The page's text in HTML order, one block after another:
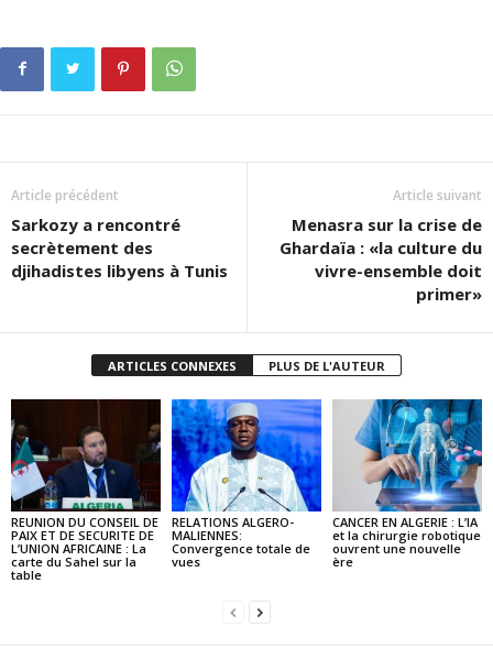
Article précédent
Sarkozy a rencontré
secrètement des
djihadistes libyens à Tunis
Article suivant
Menasra sur la crise de
Ghardaïa : «la culture du
vivre-ensemble doit
primer»
ARTICLES CONNEXES PLUS DE L'AUTEUR
REUNION DU CONSEIL DE
PAIX ET DE SECURITE DE
L’UNION AFRICAINE : La
carte du Sahel sur la
table
RELATIONS ALGERO-
MALIENNES:
Convergence totale de
vues
CANCER EN ALGERIE : L’IA
et la chirurgie robotique
ouvrent une nouvelle
ère